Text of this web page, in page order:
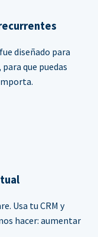
diseñado para
para que puedas
Usa tu CRM y
hacer: aumentar